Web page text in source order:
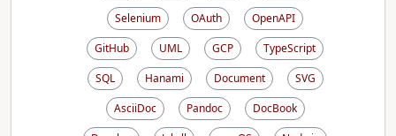
Selenium
OAuth
OpenAPI
GitHub
UML GCP
TypeScript
SQL
Hanami Document
SVG
AsciiDoc
Pandoc
DocBook